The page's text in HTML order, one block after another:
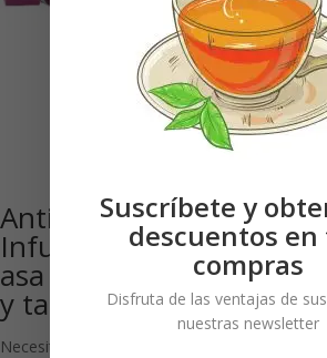
Anti-Slip Fusia:
Infusor de té con
asa antideslizante
y tapa
Necesitas estar registrado para
para
Suscríbete y
descuentos en
compras
Disfruta de las ventajas de
nuestras newsletter